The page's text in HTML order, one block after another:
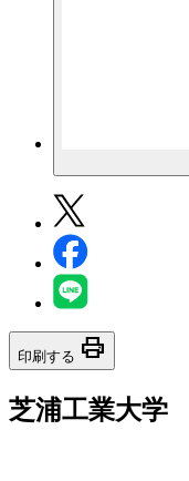
印刷する print
芝浦工業大学